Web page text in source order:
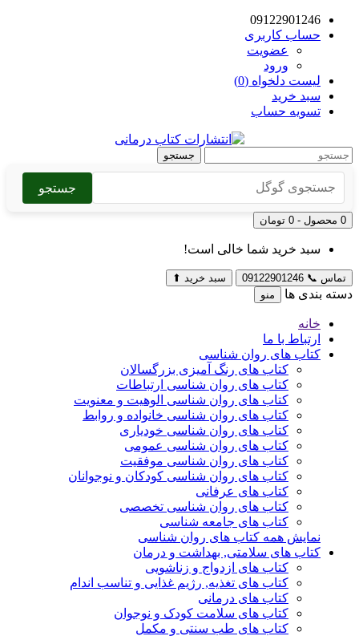
09122901246
حساب کاربری
عضویت
ورود
لیست دلخواه (0)
سبد خرید
تسویه حساب
جستجو
جستجو
0 محصول - 0 تومان
سبد خرید شما خالی است!
تماس 📞
09122901246 سبد خرید ⬆
دسته بندی ها منو
خانه
ارتباط با ما
کتاب های روان شناسی
کتاب های رنگ آمیزی بزرگسالان
کتاب های روان شناسی ارتباطات
کتاب های روان شناسی الوهیت و معنویت
کتاب های روان شناسی خانواده و روابط
کتاب های روان شناسی خودیاری
کتاب های روان شناسی عمومی
کتاب های روان شناسی موفقیت
کتاب های روان شناسی کودکان و نوجوانان
کتاب های عرفانی
کتاب های روان شناسی تخصصی
کتاب های جامعه شناسی
نمایش همه کتاب های روان شناسی
کتاب های سلامتی, بهداشت و درمان
کتاب های ازدواج و زناشویی
کتاب های تغذیه, رژیم غذایی و تناسب اندام
کتاب های درمانی
کتاب های سلامت کودک و نوجوان
کتاب های طب سنتی و مکمل